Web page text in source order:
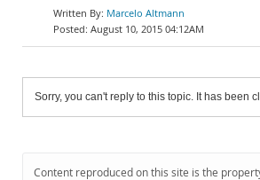
Marcelo Altmann
August 10, 2015 04:12AM
Sorry, you can't reply to this topic. It has been
Content reproduced on this site is the